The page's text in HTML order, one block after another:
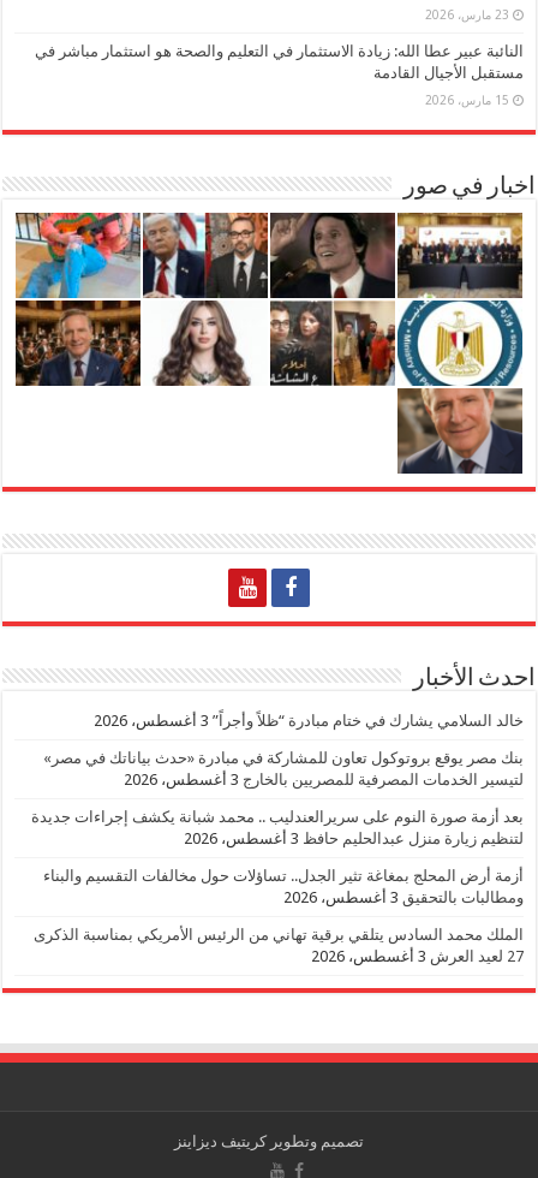
23 مارس، 2026
النائبة عبير عطا الله: زيادة الاستثمار في التعليم والصحة هو استثمار مباشر في
مستقبل الأجيال القادمة
15 مارس، 2026
اخبار في صور
احدث الأخبار
خالد السلامي يشارك في ختام مبادرة “ظلاً وأجراً” 3 أغسطس، 2026
بنك مصر يوقع بروتوكول تعاون للمشاركة في مبادرة «حدث بياناتك في مصر»
لتيسير الخدمات المصرفية للمصريين بالخارج 3 أغسطس، 2026
بعد أزمة صورة النوم على سريرالعندليب .. محمد شبانة يكشف إجراءات جديدة
لتنظيم زيارة منزل عبدالحليم حافظ 3 أغسطس، 2026
أزمة أرض المحلج بمغاغة تثير الجدل.. تساؤلات حول مخالفات التقسيم والبناء
ومطالبات بالتحقيق 3 أغسطس، 2026
الملك محمد السادس يتلقي برقية تهاني من الرئيس الأمريكي بمناسبة الذكرى
27 لعيد العرش
3 أغسطس، 2026
تصميم وتطويركريتيف ديزاينز